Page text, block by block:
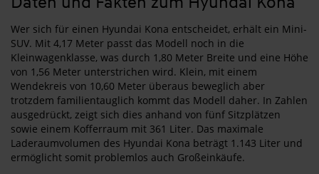
Wer sich für einen Hyundai Kona entscheidet, erhält ein Mini-
SUV. Mit 4,17 Meter passt das Modell noch in die
Kleinwagenklasse, was durch 1,80 Meter Breite und eine Höhe
von 1,56 Meter unterstrichen wird. Klein, mit einem
Wendekreis von 10,60 Meter überaus beweglich aber
trotzdem familientauglich kommt das Modell daher. In Zahlen
ausgedrückt, zeigt sich dies anhand von fünf Sitzplätzen
sowie einem Kofferraum mit 361 Liter. Das maximale
Laderaumvolumen des Hyundai Kona beträgt 1.143 Liter und
ermöglicht somit problemlos auch Großeinkäufe.